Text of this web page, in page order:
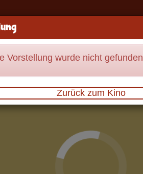
Vorstellung wurde nicht gefunden
Zurück zum Kino